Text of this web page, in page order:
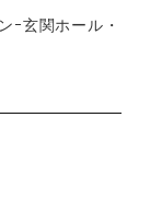
玄関ホール・